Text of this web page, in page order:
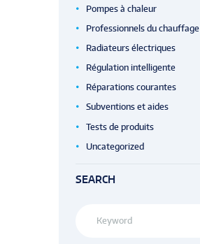
Pompes à chaleur
Professionnels du chauffage
Radiateurs électriques
Régulation intelligente
Réparations courantes
Subventions et aides
Tests de produits
Uncategorized
SEARCH